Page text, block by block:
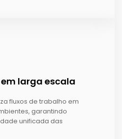
larga escala
fluxos de trabalho em
garantindo
unificada das